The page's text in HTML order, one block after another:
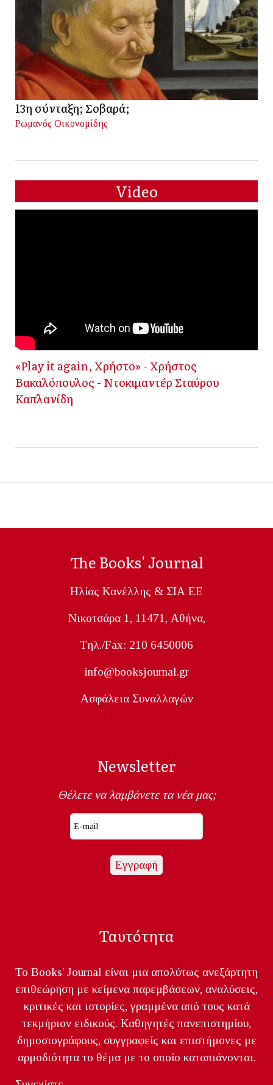
13η σύνταξη; Σοβαρά;
Ρωμανός Οικονομίδης
Video
«Play it again, Χρήστο» - Χρήστος
Βακαλόπουλος - Ντοκιμαντέρ Σταύρου
Καπλανίδη
The Books' Journal
Ηλίας Κανέλλης & ΣΙΑ ΕΕ
Nικοτσάρα 1, 11471, Aθήνα,
Tηλ./Fax: 210 6450006
info@booksjournal.gr
Ασφάλεια Συναλλαγών
Newsletter
Θέλετε να λαμβάνετε τα νέα μας;
Ταυτότητα
Το Books' Journal είναι μια απολύτως ανεξάρτητη
επιθεώρηση με κείμενα παρεμβάσεων, αναλύσεις,
κριτικές και ιστορίες, γραμμένα από τους κατά
τεκμήριον ειδικούς. Καθηγητές πανεπιστημίου,
δημοσιογράφους, συγγραφείς και επιστήμονες με
αρμοδιότητα το θέμα με το οποίο καταπιάνονται.